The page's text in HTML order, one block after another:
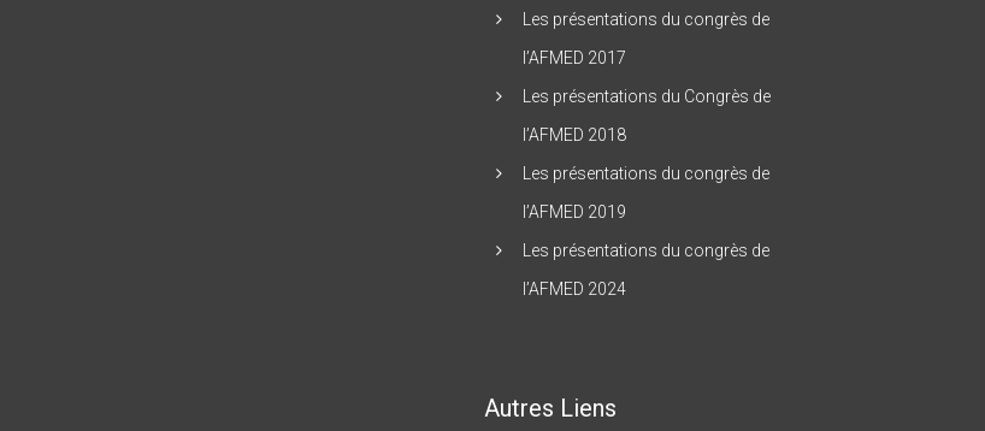
Les présentations du congrès de
l’AFMED 2017
Les présentations du Congrès de
l’AFMED 2018
Les présentations du congrès de
l’AFMED 2019
Les présentations du congrès de
l’AFMED 2024
Autres Liens